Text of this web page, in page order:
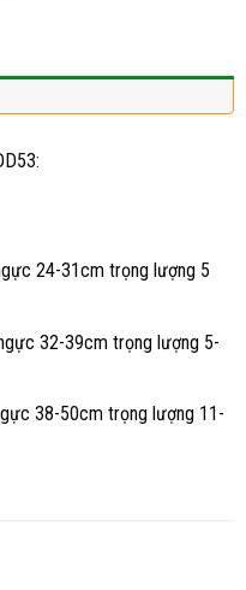
24-31cm trọng lượng 5
32-39cm trọng lượng 5-
38-50cm trọng lượng 11-